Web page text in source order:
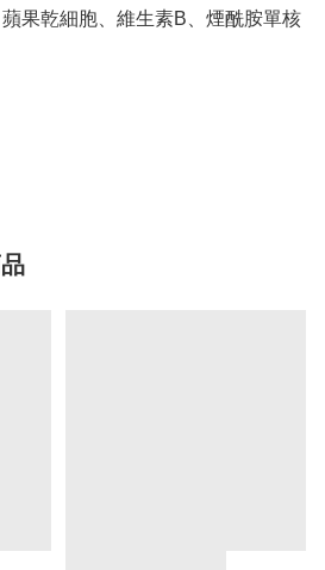
果乾細胞、維生素B、煙酰胺單核